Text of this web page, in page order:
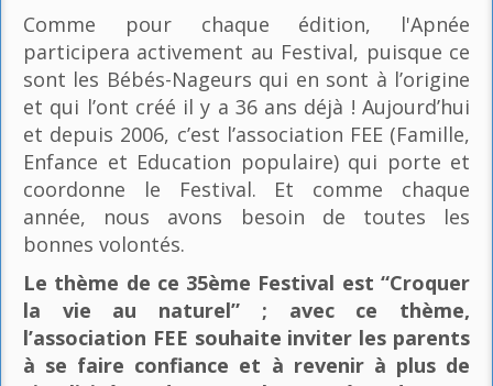
Comme pour chaque édition, l'Apnée
participera activement au Festival, puisque ce
sont les Bébés-Nageurs qui en sont à l’origine
et qui l’ont créé il y a 36 ans déjà ! Aujourd’hui
et depuis 2006, c’est l’association FEE (Famille,
Enfance et Education populaire) qui porte et
coordonne le Festival. Et comme chaque
année, nous avons besoin de toutes les
bonnes volontés.
Le thème de ce 35ème Festival est “Croquer
la vie au naturel” ; avec ce thème,
l’association FEE souhaite inviter les parents
à se faire confiance et à revenir à plus de